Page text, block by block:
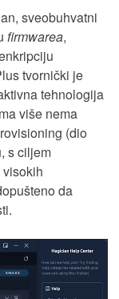
sveobuhvatni
firmwarea,
tvornički je
tehnologija
više nema
(dio
s ciljem
da